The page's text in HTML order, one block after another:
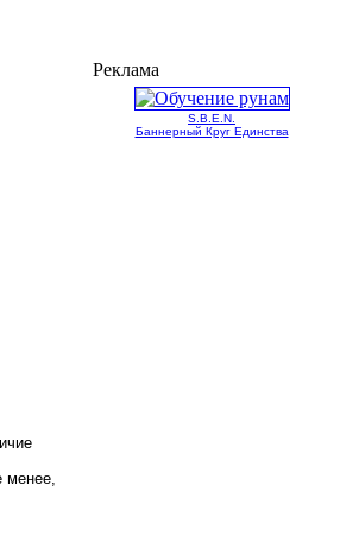
менее,
Реклама
S.B.E.N.
Баннерный Круг Единства